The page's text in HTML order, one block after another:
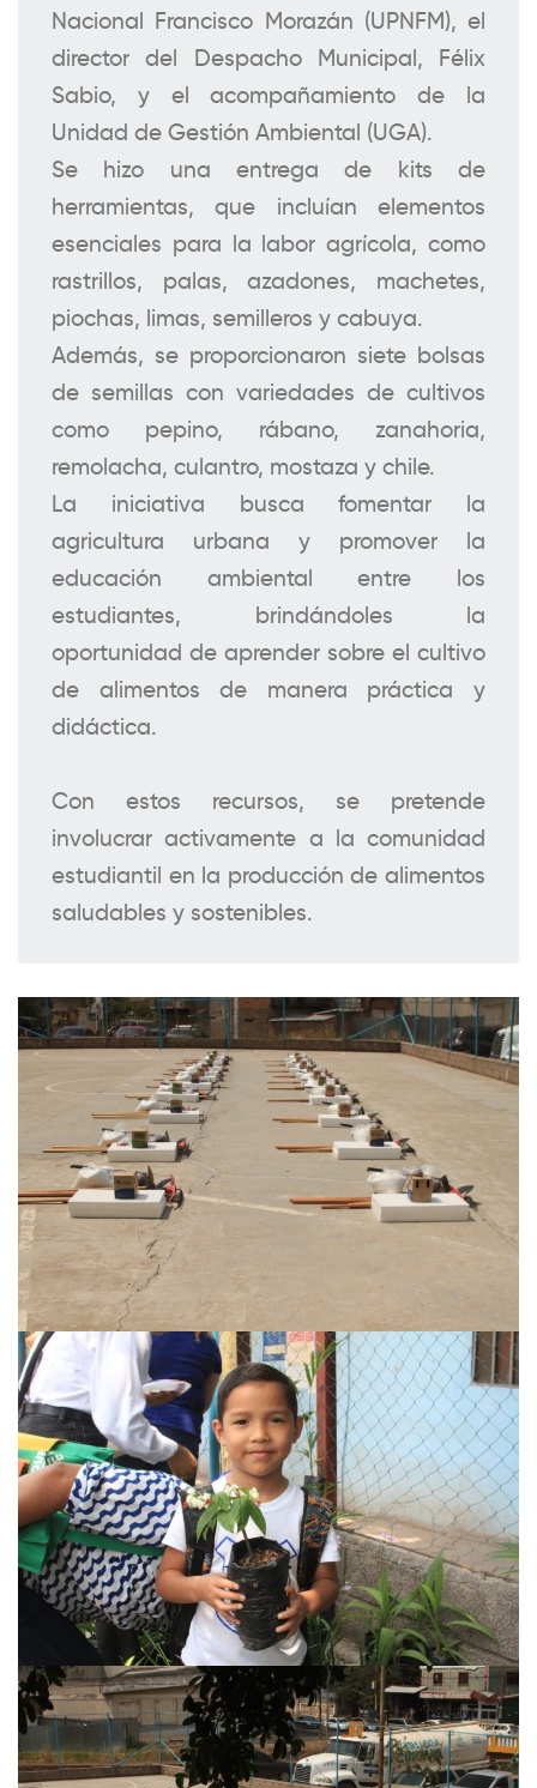
Nacional Francisco Morazán (UPNFM), el
director del Despacho Municipal, Félix
Sabio, y el acompañamiento de la
Unidad de Gestión Ambiental (UGA).
Se hizo una entrega de kits de
herramientas, que incluían elementos
esenciales para la labor agrícola, como
rastrillos, palas, azadones, machetes,
piochas, limas, semilleros y cabuya.
Además, se proporcionaron siete bolsas
de semillas con variedades de cultivos
como pepino, rábano, zanahoria,
remolacha, culantro, mostaza y chile.
La iniciativa busca fomentar la
agricultura urbana y promover la
educación ambiental entre los
estudiantes, brindándoles la
oportunidad de aprender sobre el cultivo
de alimentos de manera práctica y
didáctica.
Con estos recursos, se pretende
involucrar activamente a la comunidad
estudiantil en la producción de alimentos
saludables y sostenibles.